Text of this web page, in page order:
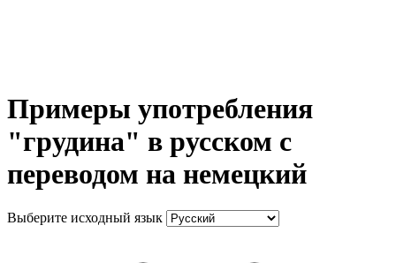
Примеры употребления
"грудина" в русском с
переводом на немецкий
Выберите исходный язык